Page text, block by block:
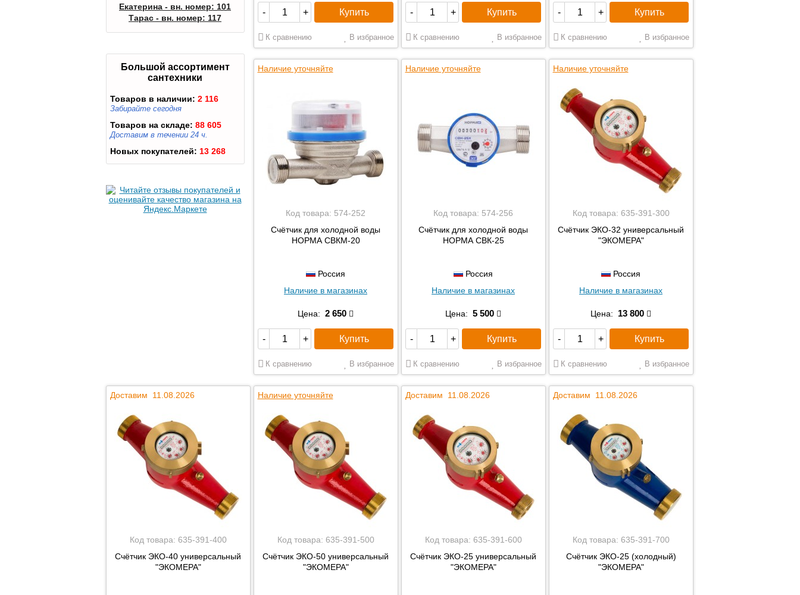
Екатерина - вн. номер: 101
Тарас - вн. номер: 117
Большой ассортимент
сантехники
Товаров в наличии: 2 116
Забирайте сегодня
Товаров на складе: 88 605
Доставим в течении 24 ч.
Новых покупателей: 13 268
- + Купить
К сравнению В избранное
- + Купить
К сравнению В избранное
- + Купить
К сравнению В избранное
Наличие уточняйте
Код товара: 574-252
Счётчик для холодной воды
НОРМА СВКМ-20
Россия
Наличие в магазинах
Цена: 2 650
- + Купить
К сравнению В избранное
Наличие уточняйте
Код товара: 574-256
Счётчик для холодной воды
НОРМА СВК-25
Россия
Наличие в магазинах
Цена: 5 500
- + Купить
К сравнению В избранное
Наличие уточняйте
Код товара: 635-391-300
Счётчик ЭКО-32 универсальный
"ЭКОМЕРА"
Россия
Наличие в магазинах
Цена: 13 800
- + Купить
К сравнению В избранное
Доставим 11.08.2026
Код товара: 635-391-400
Счётчик ЭКО-40 универсальный
"ЭКОМЕРА"
Наличие уточняйте
Код товара: 635-391-500
Счётчик ЭКО-50 универсальный
"ЭКОМЕРА"
Доставим 11.08.2026
Код товара: 635-391-600
Счётчик ЭКО-25 универсальный
"ЭКОМЕРА"
Доставим 11.08.2026
Код товара: 635-391-700
Счётчик ЭКО-25 (холодный)
"ЭКОМЕРА"